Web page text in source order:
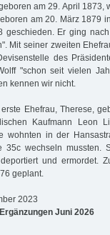
am 29. April
am 20. März 1879
geschieden. Er ging
Mit seiner zweiten
des
"schon seit vielen
kennen wir nicht.
erste Ehefrau, Therese,
Kaufmann Leon
wohnten in der
35c wechseln
und ermordet.
geplant.
2023
Juni 2026